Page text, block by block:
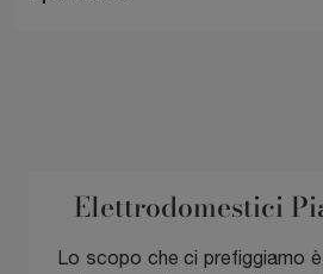
Elettrodomestici
Lo scopo che ci prefiggiamo